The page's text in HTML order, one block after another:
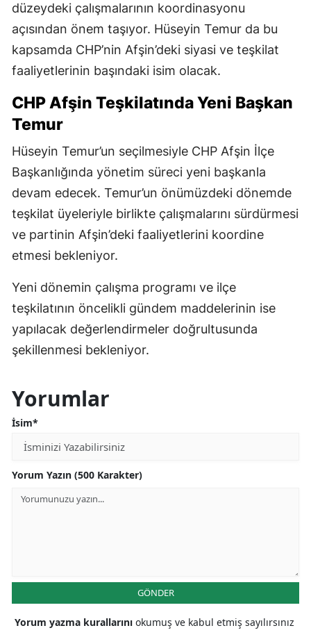
düzeydeki çalışmalarının koordinasyonu
açısından önem taşıyor. Hüseyin Temur da bu
kapsamda CHP’nin Afşin’deki siyasi ve teşkilat
faaliyetlerinin başındaki isim olacak.
CHP Afşin Teşkilatında Yeni Başkan
Temur
Hüseyin Temur’un seçilmesiyle CHP Afşin İlçe
Başkanlığında yönetim süreci yeni başkanla
devam edecek. Temur’un önümüzdeki dönemde
teşkilat üyeleriyle birlikte çalışmalarını sürdürmesi
ve partinin Afşin’deki faaliyetlerini koordine
etmesi bekleniyor.
Yeni dönemin çalışma programı ve ilçe
teşkilatının öncelikli gündem maddelerinin ise
yapılacak değerlendirmeler doğrultusunda
şekillenmesi bekleniyor.
Yorumlar
İsim*
Yorum Yazın (500 Karakter)
GÖNDER
Yorum yazma kurallarını okumuş ve kabul etmiş sayılırsınız